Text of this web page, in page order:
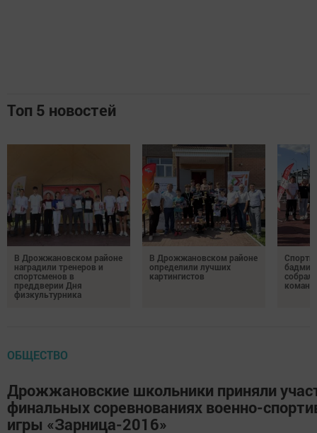
Топ 5 новостей
В Дрожжановском районе
наградили тренеров и
спортсменов в
преддверии Дня
физкультурника
В Дрожжановском районе
определили лучших
картингистов
ОБЩЕСТВО
Дрожжановские школьники приняли
финальных соревнованиях военно-
игры «Зарница-2016»